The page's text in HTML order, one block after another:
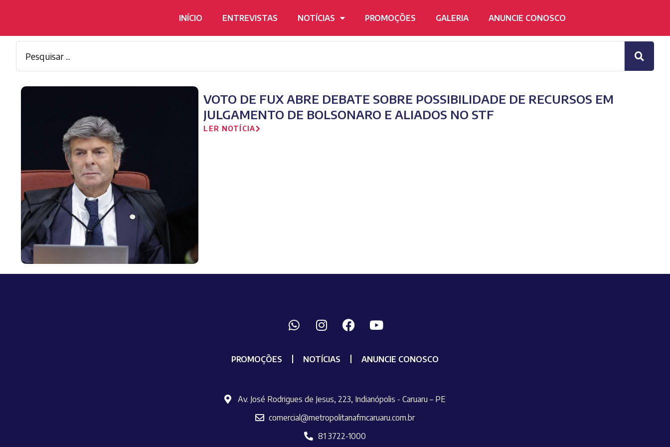
INÍCIO ENTREVISTAS NOTÍCIAS PROMOÇÕES GALERIA ANUNCIE CONOSCO
VOTO DE FUX ABRE DEBATE SOBRE POSSIBILIDADE DE RECURSOS EM
JULGAMENTO DE BOLSONARO E ALIADOS NO STF
LER NOTÍCIA
PROMOÇÕES NOTÍCIAS ANUNCIE CONOSCO
Av. José Rodrigues de Jesus, 223, Indianópolis - Caruaru – PE
comercial@metropolitanafmcaruaru.com.br
81 3722-1000